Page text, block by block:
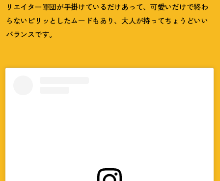
リエイター軍団が手掛けているだけあって、可愛いだけで終わ
らないピリッとしたムードもあり、大人が持ってちょうどいい
バランスです。